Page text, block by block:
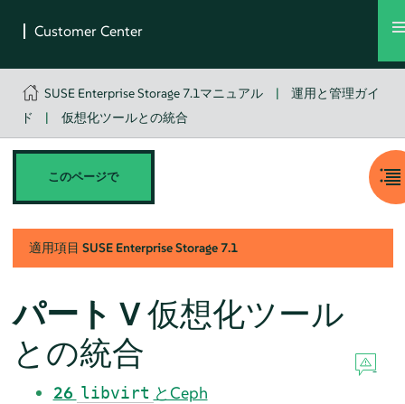
SUSE Enterprise Storage 7.1マニュアル |
運用と管理ガイ
ド
| 仮想化ツールとの統合
このページで
適用項目 SUSE Enterprise Storage7.1
パート V仮想化ツール
との統合
26 libvirt とCeph